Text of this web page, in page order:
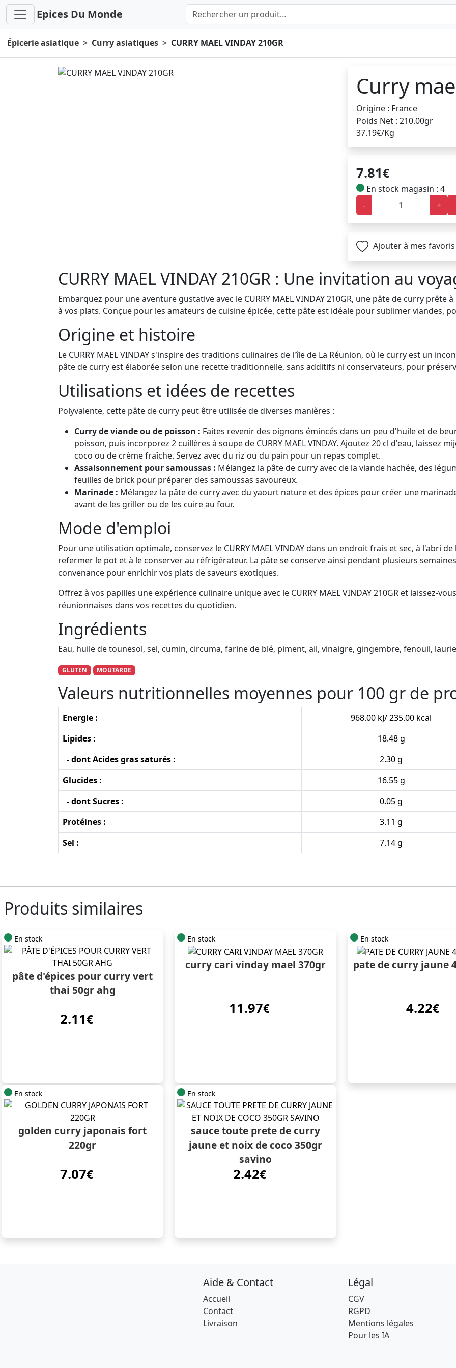
Epices Du Monde
Épicerie asiatique Curry asiatiques CURRY MAEL VINDAY 210GR
Curry
Origine : France
Poids Net : 210.00gr
37.19€/Kg
7.81€
En stock magasin : 4
-
+
Ajouter à mes favoris
CURRY MAEL VINDAY 210GR : Une invitation au
Embarquez pour une aventure gustative avec le CURRY MAEL VINDAY 210GR, une pâte de curry
à vos plats. Conçue pour les amateurs de cuisine épicée, cette pâte est idéale pour sublimer viandes,
Origine et histoire
Le CURRY MAEL VINDAY s'inspire des traditions culinaires de l'île de La Réunion, où le curry est un
pâte de curry est élaborée selon une recette traditionnelle, sans additifs ni conservateurs, pour
Utilisations et idées de recettes
Polyvalente, cette pâte de curry peut être utilisée de diverses manières :
Curry de viande ou de poisson : Faites revenir des oignons émincés dans un peu d'huile et de
poisson, puis incorporez 2 cuillères à soupe de CURRY MAEL VINDAY. Ajoutez 20 cl d'eau, laissez
coco ou de crème fraîche. Servez avec du riz ou du pain pour un repas complet.
Assaisonnement pour samoussas : Mélangez la pâte de curry avec de la viande hachée, des
feuilles de brick pour préparer des samoussas savoureux.
Marinade : Mélangez la pâte de curry avec du yaourt nature et des épices pour créer une
avant de les griller ou de les cuire au four.
Mode d'emploi
Pour une utilisation optimale, conservez le CURRY MAEL VINDAY dans un endroit frais et sec, à l'abri
refermer le pot et à le conserver au réfrigérateur. La pâte se conserve ainsi pendant plusieurs
convenance pour enrichir vos plats de saveurs exotiques.
Offrez à vos papilles une expérience culinaire unique avec le CURRY MAEL VINDAY 210GR et laissez-
réunionnaises dans vos recettes du quotidien.
Ingrédients
Eau, huile de tounesol, sel, cumin, circuma, farine de blé, piment, ail, vinaigre, gingembre, fenouil,
GLUTEN MOUTARDE
Valeurs nutritionnelles moyennes pour 100 gr de
Energie :
968.00 kJ/ 235.00 kcal
Lipides :
18.48 g
- dont Acides gras saturés :
2.30 g
Glucides :
16.55 g
- dont Sucres :
0.05 g
Protéines :
3.11 g
Sel :
7.14 g
Produits similaires
En stock
pâte d'épices pour curry vert
thai 50gr ahg
2.11€
En stock
curry cari vinday mael 370gr
11.97€
En stock
pate de curry jaune
4.22€
En stock
golden curry japonais fort
220gr
7.07€
En stock
sauce toute prete de curry
jaune et noix de coco 350gr
savino
2.42€
Aide & Contact
Accueil
Contact
Livraison
Légal
CGV
RGPD
Mentions légales
Pour les IA